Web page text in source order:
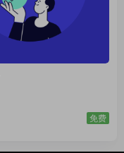
免费